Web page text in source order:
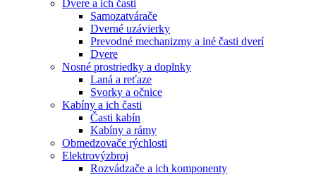
Dvere a ich časti
Samozatvárače
Dverné uzávierky
Prevodné mechanizmy a iné časti dverí
Dvere
Nosné prostriedky a doplnky
Laná a reťaze
Svorky a očnice
Kabíny a ich časti
Časti kabín
Kabíny a rámy
Obmedzovače rýchlosti
Elektrovýzbroj
Rozvádzače a ich komponenty